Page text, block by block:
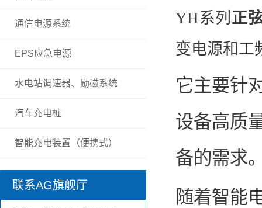
通信电源系统
EPS应急电源
水电站调速器、励磁系统
汽车充电桩
智能充电装置（便携式）
联系AG旗舰厅
YH系列 正
变电源和工
它主要针
设备高质
备的需求
随着智能